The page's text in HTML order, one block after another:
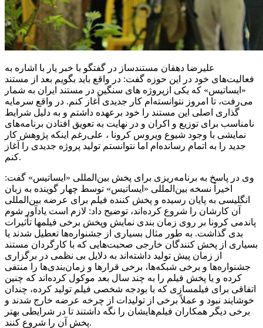
علیرضا دهقان مستندساز در گفتگو با خبر یار با اشاره به
فعالیت‌های خود در این حوزه گفت: در واقع باید بگویم بعد از مستند
« ایساتیس» که یکی ازپروژه های سنگین در مستند ایران به شمار
می‌رفت، تا امروز نتوانسته‌ام کار جدیدی آغاز کنم. در واقع سرمایه
گذاری اصلی این مستند را خود برعهده داشتم و به دلیل شرایط
نامناسب برای توزیع و اکران و در نهایت به تعویق افتادن برنامه‌های
نمایشی با وجود شیوع ویروس کرونا ، علی‌رغم اینکه پژوهش کار
جدید را به اتمام رسانده‌ام اما نتوانستم تولید پروژه جدیدی را آغاز
کنم.
وی در پاسخ به برنامه‌ریزی برای پخش بین‌المللی « ایساتیس» گفت:
اخیراً نسخه بین‌المللی « ایساتیس» توسط چهار گوینده به زبان
انگلیسی به پایان رسیده و پخش کننده فیلم برای عرضه بین‌المللی
آن کارشان را شروع کرده‌اند، توضیح داد: لازم است یادآور شوم
پاندمی کرونا بر روی زمان بندی نمایش وپخش برخی فیلمها تأثیرات
بدی گذاشت. به طور مثال بسیاری از جشنواره‌ها تعطیل شدند یا
بسیاری از پخش کنندگان خارجی صحبت‌هایی که با کارگردان مستند
از زمان پیش تولید داشته‌اند به دلایل بی نظمی در برگزاری
جشنواره‌ها و برخی شبکه‌ها، برخی قرارها و زمان‌بندی‌ها را منتفی
کرده و یا پخش فیلم را به چند سال بعد موکول کرده‌اند که چنین
اتفاقی برای فیلمسازی که با بودجه شخصی فیلم تولید کرده، چندان
خوشایند نبود و عملاً برخی از تولیدات از چرخه عرضه خارج شدند و
برخی دیگر همکاران فیلم‌هایشان را نگه داشتند تا در شرایطی بهتر
پخش آن را شروع کنند.